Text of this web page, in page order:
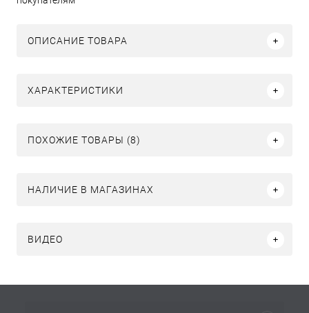
ОПИСАНИЕ ТОВАРА
ХАРАКТЕРИСТИКИ
ПОХОЖИЕ ТОВАРЫ (8)
НАЛИЧИЕ В МАГАЗИНАХ
ВИДЕО